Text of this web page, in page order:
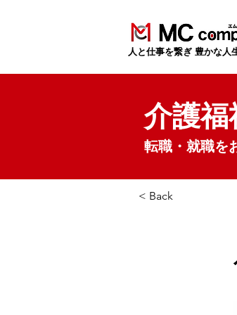
人と仕事を繋ぎ 豊かな人
介護福
転職・就職を
< Back